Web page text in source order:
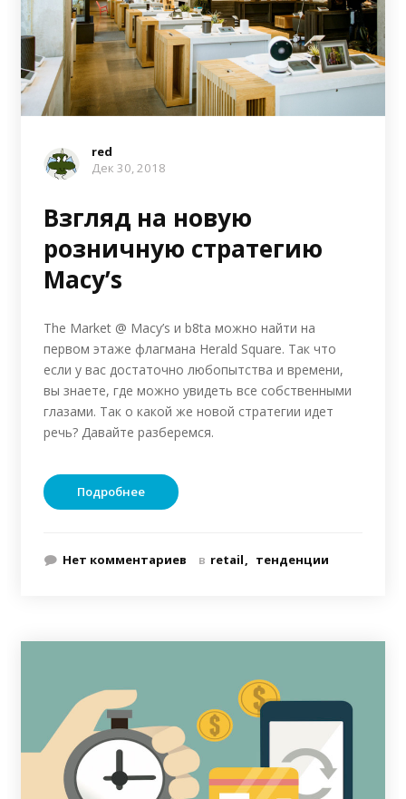
red
Дек 30, 2018
Взгляд на новую
розничную стратегию
Macy’s
The Market @ Macy’s и b8ta можно найти на
первом этаже флагмана Herald Square. Так что
если у вас достаточно любопытства и времени,
вы знаете, где можно увидеть все собственными
глазами. Так о какой же новой стратегии идет
речь? Давайте разберемся.
Подробнее
Нет комментариев в retail тенденции